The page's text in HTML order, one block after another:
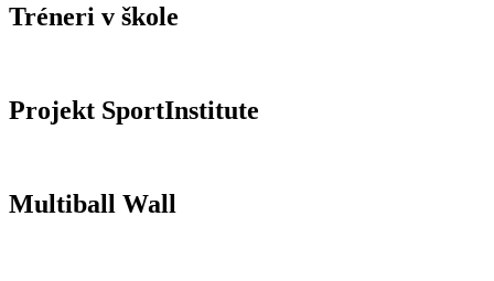
Tréneri v škole
Projekt SportInstitute
Multiball Wall